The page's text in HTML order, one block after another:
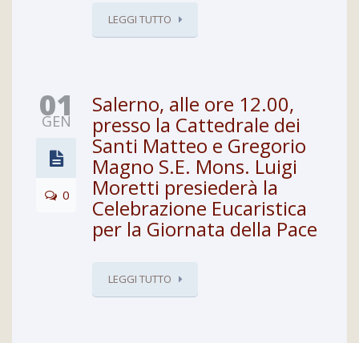
LEGGI TUTTO
01
GEN
0
Salerno, alle ore 12.00,
presso la Cattedrale dei
Santi Matteo e Gregorio
Magno S.E. Mons. Luigi
Moretti presiederà la
Celebrazione Eucaristica
per la Giornata della Pace
LEGGI TUTTO